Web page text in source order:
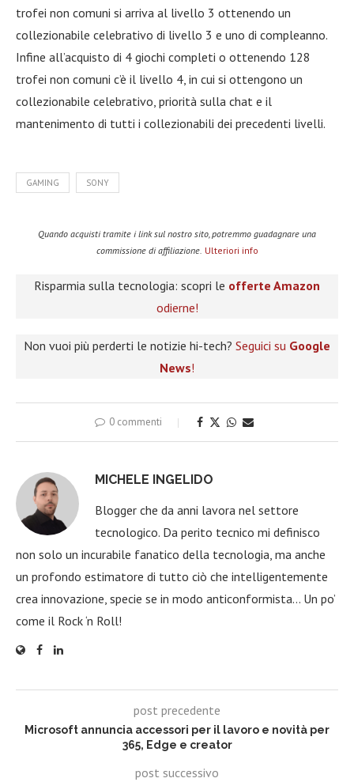
trofei non comuni si arriva al livello 3 ottenendo un
collezionabile celebrativo di livello 3 e uno di compleanno.
Infine all’acquisto di 4 giochi completi o ottenendo 128
trofei non comuni c’è il livello 4, in cui si ottengono un
collezionabile celebrativo, priorità sulla chat e il
mantenimento di tutti i collezionabili dei precedenti livelli.
GAMING SONY
Quando acquisti tramite i link sul nostro sito, potremmo guadagnare una
commissione di affiliazione. Ulteriori info
Risparmia sulla tecnologia: scopri le offerte Amazon
odierne!
Non vuoi più perderti le notizie hi-tech? Seguici su Google
News!
0 commenti
MICHELE INGELIDO
Blogger che da anni lavora nel settore
tecnologico. Da perito tecnico mi definisco
non solo un incurabile fanatico della tecnologia, ma anche
un profondo estimatore di tutto ciò che intelligentemente
crea innovazione, specie se in modo anticonformista… Un po’
come il Rock ‘n Roll!
post precedente
Microsoft annuncia accessori per il lavoro e novità per
365, Edge e creator
post successivo